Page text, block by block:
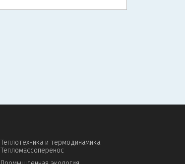
Теплотехника и термодинамика.
Тепломассоперенос